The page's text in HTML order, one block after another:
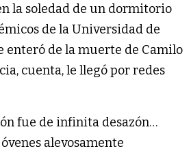
la soledad de un dormitorio
de la Universidad de
enteró de la muerte de Camilo
cuenta, le llegó por redes
fue de infinita desazón…
alevosamente